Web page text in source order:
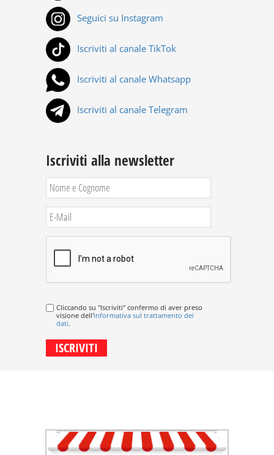
Seguici su Instagram
Iscriviti al canale TikTok
Iscriviti al canale Whatsapp
Iscriviti al canale Telegram
Iscriviti alla newsletter
Cliccando su "Iscriviti" confermo di aver preso
visione dell'informativa sul trattamento dei
dati.